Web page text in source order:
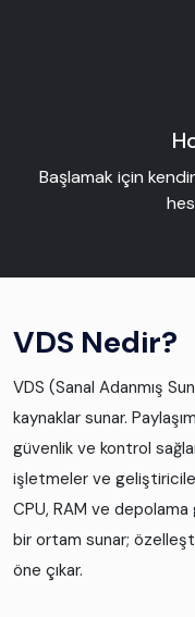
Başlamak için
VDS Nedir?
VDS (Sanal Adanmış
kaynaklar sunar.
güvenlik ve kontrol
işletmeler ve
CPU, RAM ve depolama
bir ortam sunar;
öne çıkar.